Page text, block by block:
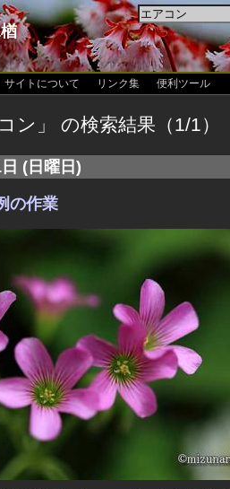
サイトについて リンク集 便利ツール
ン」 の検索結果（1/1）
(日曜日)
の作業